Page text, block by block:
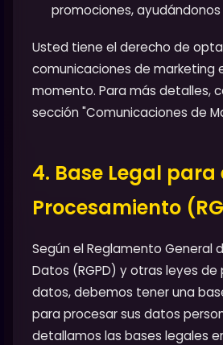
promociones, ayudándonos
Usted tiene el derecho de
comunicaciones de marketing
momento. Para más detalles,
sección "Comunicaciones de
4. Base Legal para
Procesamiento
Según el Reglamento General
Datos (RGPD) y otras leyes
datos, debemos tener una
para procesar sus datos
detallamos las bases legales